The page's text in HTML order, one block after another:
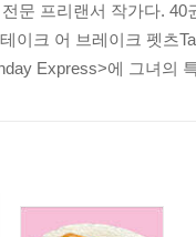
/ 고양이가 당신을 모
/ 고양이가 종이 박스
숨겨진 놀라운 비밀 /
색맹이에요 / 줄무늬
을 이뤄주는 고양이 /
문 프리랜서 작가다.
이크 어 브레이크 펫츠
Express>에 그녀의